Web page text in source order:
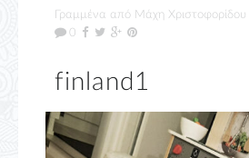
Γραμμένα από Μάχη Χριστοφορίδου
0
finland1